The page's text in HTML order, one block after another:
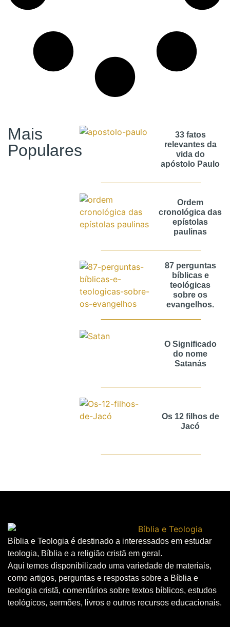
Mais
Populares
33 fatos
relevantes da
vida do
apóstolo Paulo
Ordem
cronológica das
epístolas
paulinas
87 perguntas
bíblicas e
teológicas
sobre os
evangelhos.
O Significado
do nome
Satanás
Os 12 filhos de
Jacó
Bíblia e Teologia é destinado a interessados em estudar
teologia, Bíblia e a religião cristã em geral.
Aqui temos disponibilizado uma variedade de materiais,
como artigos, perguntas e respostas sobre a Bíblia e
teologia cristã, comentários sobre textos bíblicos, estudos
teológicos, sermões, livros e outros recursos educacionais.